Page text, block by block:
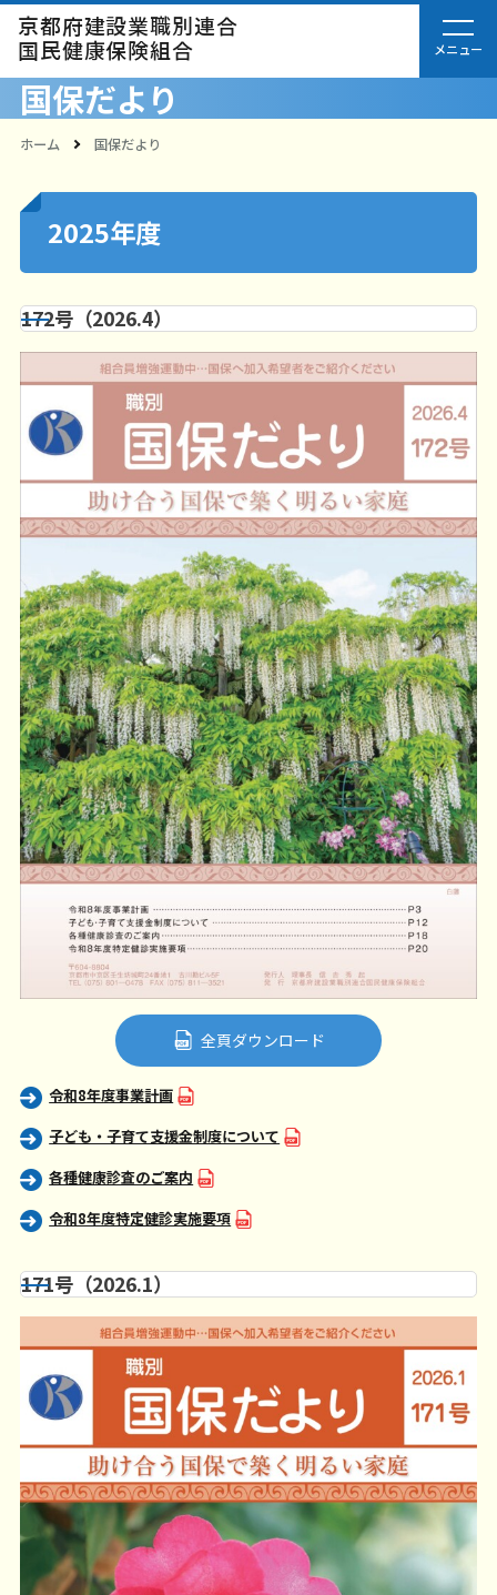
京都府建設業職別連合
国民健康保険組合
国保だより
ホーム 国保だより
2025年度
172号（2026.4）
全頁ダウンロード
令和8年度事業計画
子ども・子育て支援金制度について
各種健康診査のご案内
令和8年度特定健診実施要項
171号（2026.1）